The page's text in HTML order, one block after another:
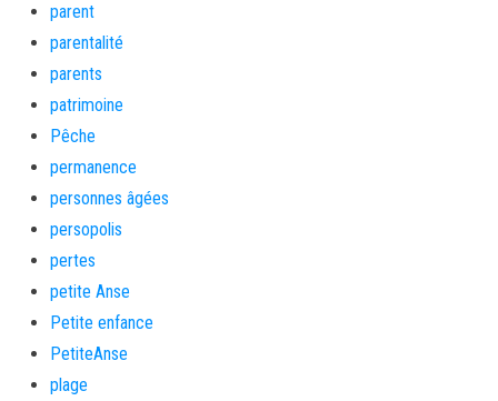
parent
parentalité
parents
patrimoine
Pêche
permanence
personnes âgées
persopolis
pertes
petite Anse
Petite enfance
PetiteAnse
plage